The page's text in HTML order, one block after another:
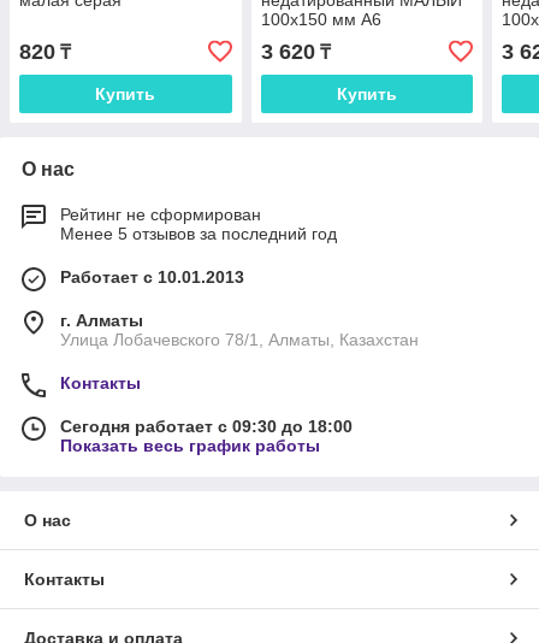
820 ₸
Купить
100х150 мм А6
BRAUBERG "Metropolis
Mix", под кожу, 136 л.,
мятный
3 620₸
Купить
3
О нас
Рейтинг не сформирован
Менее 5 отзывов за последний год
Работает с 10.01.2013
г. Алматы
Улица Лобачевского 78/1, Алматы, Казахстан
Контакты
Сегодня работает с 09:30 до 18:00
Показать весь график работы
О нас
Контакты
Доставка и оплата